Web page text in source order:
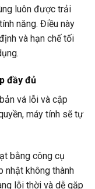
luôn được trải
năng. Điều này
và hạn chế tối
đầy đủ
vá lỗi và cập
máy tính sẽ tự
bằng công cụ
nhật không thành
lỗi thời và dễ gặp